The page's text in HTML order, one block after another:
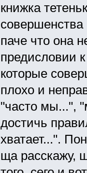
книжка
паче что она
предисловии
которые
плохо и
"часто мы...",
достичь
хватает...".
ща расскажу,